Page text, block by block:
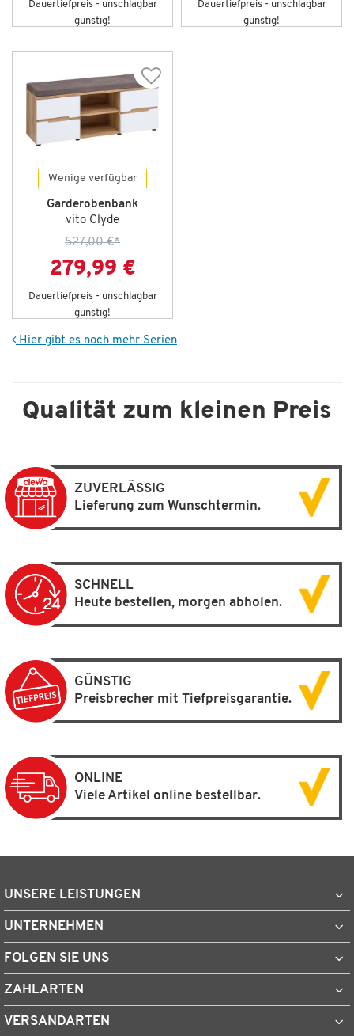
Dauertiefpreis - unschlagbar
günstig!
Dauertiefpreis - unschlagbar
günstig!
Wenige verfügbar
Garderobenbank
vito Clyde
527,00 €*
279,99 €
Dauertiefpreis - unschlagbar
günstig!
Hier gibt es noch mehr Serien
Qualität zum kleinen Preis
ZUVERLÄSSIG
Lieferung zum Wunschtermin.
SCHNELL
Heute bestellen, morgen abholen.
GÜNSTIG
Preisbrecher mit Tiefpreisgarantie.
ONLINE
Viele Artikel online bestellbar.
UNSERE LEISTUNGEN
UNTERNEHMEN
FOLGEN SIE UNS
ZAHLARTEN
VERSANDARTEN